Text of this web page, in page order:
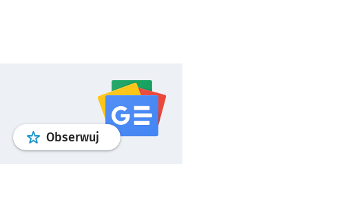
Obserwuj profilgoogle news